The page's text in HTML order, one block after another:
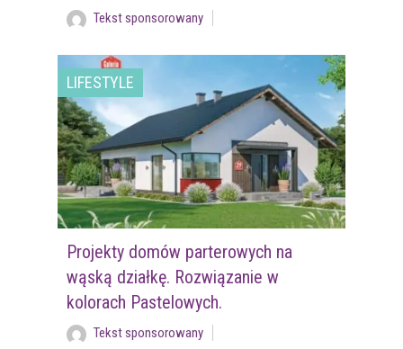
Tekst sponsorowany
LIFESTYLE
Projekty domów parterowych na
wąską działkę. Rozwiązanie w
kolorach Pastelowych.
Tekst sponsorowany